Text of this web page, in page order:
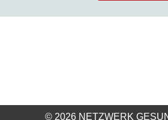
Bitte
© 2026 NETZWERK